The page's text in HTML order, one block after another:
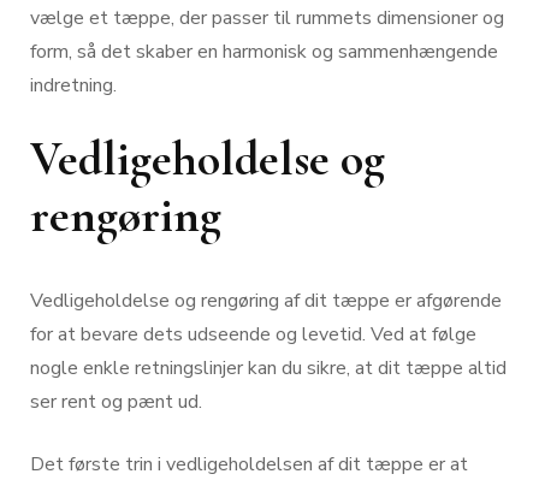
vælge et tæppe, der passer til rummets dimensioner og
form, så det skaber en harmonisk og sammenhængende
indretning.
Vedligeholdelse og
rengøring
Vedligeholdelse og rengøring af dit tæppe er afgørende
for at bevare dets udseende og levetid. Ved at følge
nogle enkle retningslinjer kan du sikre, at dit tæppe altid
ser rent og pænt ud.
Det første trin i vedligeholdelsen af dit tæppe er at